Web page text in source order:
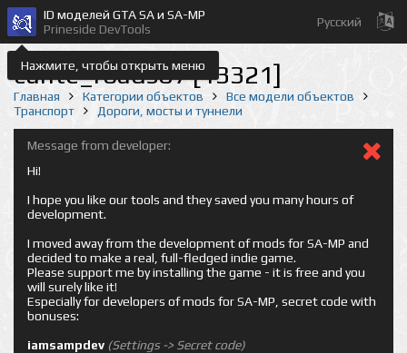
Нажмите, чтобы открыть меню
ID моделей GTA SA и SA-MP
Prineside DevTools
Русский
cunte_roads07 [13321]
Главная Категории объектов
Все модели объектов
Транспорт
Дороги, мосты и туннели
Message from developer:
Hi!
I hope you like our tools and they saved you many hours of
development.
I moved away from the development of mods for SA-MP and
decided to make a real, full-fledged indie game.
Please support me by installing the game - it is free and you
will surely like it!
Especially for developers of mods for SA-MP, secret code with
bonuses:
iamsampdev (Settings -> Secret code)